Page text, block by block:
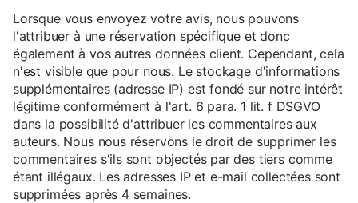
Lorsque vous envoyez votre avis, nous pouvons
l'attribuer à une réservation spécifique et donc
également à vos autres données client. Cependant, cela
n'est visible que pour nous. Le stockage d'informations
supplémentaires (adresse IP) est fondé sur notre intérêt
légitime conformément à l'art. 6 para. 1 lit. f DSGVO
dans la possibilité d'attribuer les commentaires aux
auteurs. Nous nous réservons le droit de supprimer les
commentaires s'ils sont objectés par des tiers comme
étant illégaux. Les adresses IP et e-mail collectées sont
supprimées après 4 semaines.